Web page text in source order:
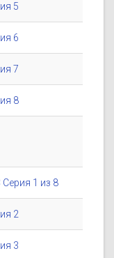
5
6
7
8
1 из 8
2
3